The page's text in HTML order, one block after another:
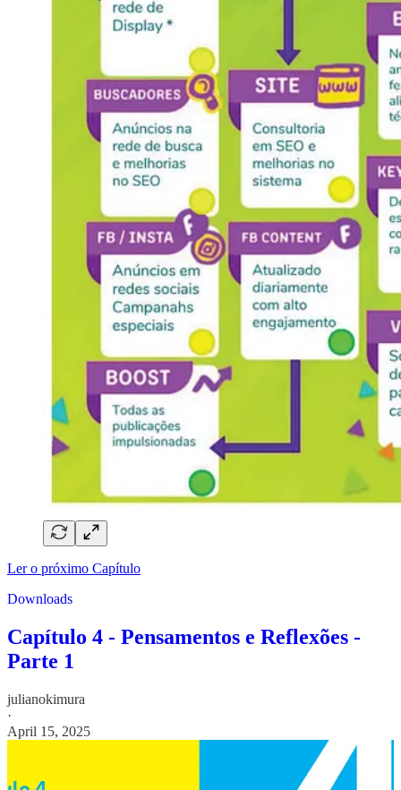
Ler o próximo Capítulo
Downloads
Capítulo 4 - Pensamentos e Reflexões -
Parte 1
julianokimura
·
April 15, 2025